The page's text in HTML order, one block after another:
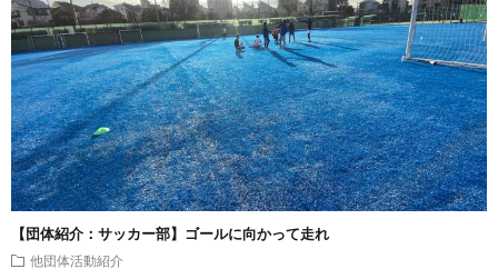
【団体紹介：サッカー部】ゴールに向かって走れ
他団体活動紹介